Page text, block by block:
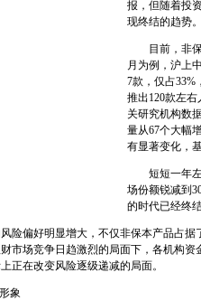
报，但随着投
现终结的趋势
目前，非保
月为例，沪上
7款，仅占33%
推出120款左
关研究机构数
量从67个大幅
有显著变化，
短短一年左
场份额锐减到
的时代已经终
偏好明显增大，不仅非保本产品占据
市场竞争日趋激烈的局面下，各机构
正在改变风险逐级递减的局面。
象